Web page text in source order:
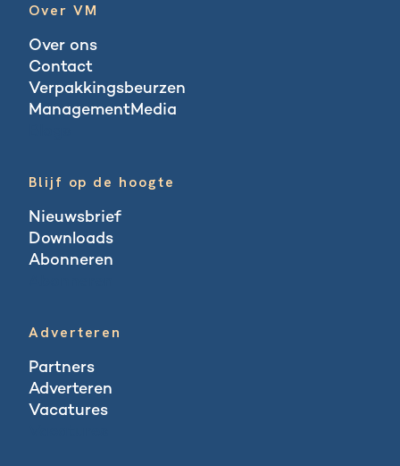
Over VM
Over ons
Contact
Verpakkingsbeurzen
ManagementMedia
Blijf op de hoogte
Nieuwsbrief
Downloads
Abonneren
Adverteren
Partners
Adverteren
Vacatures